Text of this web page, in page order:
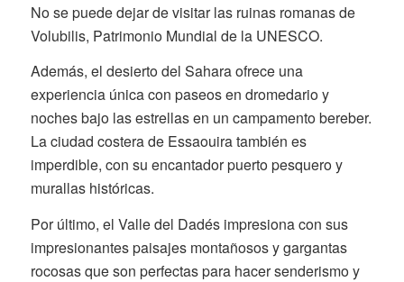
No se puede dejar de visitar las ruinas romanas de
Volubilis, Patrimonio Mundial de la UNESCO.
Además, el desierto del Sahara ofrece una
experiencia única con paseos en dromedario y
noches bajo las estrellas en un campamento bereber.
La ciudad costera de Essaouira también es
imperdible, con su encantador puerto pesquero y
murallas históricas.
Por último, el Valle del Dadés impresiona con sus
impresionantes paisajes montañosos y gargantas
rocosas que son perfectas para hacer senderismo y